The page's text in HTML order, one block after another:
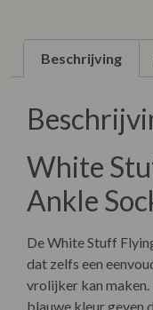
Beschrijving
White
Ankle
De White Stuff
dat zelfs een
vrolijker kan maken.
blauwe kleur geven